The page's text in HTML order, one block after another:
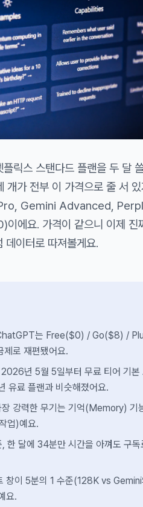
릭스 스탠다드 플랜을 두 달
개가 전부 이 가격으로 줄 서
Gemini Advanced,
요. 가격이 같으니 이제 진
데이터로 따져볼게요.
는 Free($0) / Go($8) /
로 재편됐어요.
년 5월 5일부터 무료 티어 기본
유료 플랜과 비슷해졌어요.
강력한 무기는 기억(Memory) 기
업)예요.
달에 34분만 시간을 아껴도 구독
창이 5분의 1 수준(128K vs
요.